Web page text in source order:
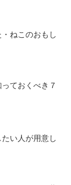
ねこのおもし
ておくべき７
い人が用意し